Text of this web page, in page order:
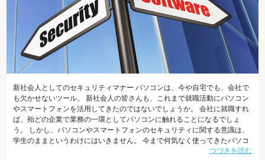
新社会人としてのセキュリティマナー パソコンは、今や自宅でも、会社で
も欠かせないツール。 新社会人の皆さんも、これまで就職活動にパソコン
やスマートフォンを活用してきたのではないでしょうか。 会社に就職すれ
ば、殆どの企業で業務の一環としてパソコンに触れることになるでしょ
う。 しかし、パソコンやスマートフォンのセキュリティに関する意識は、
学生のままというわけにはいきません。 今まで何気なく使ってきたパソコ
ンも、業務の一環として使用するのであれば、責任感を持って取り扱う必
つづきを読む